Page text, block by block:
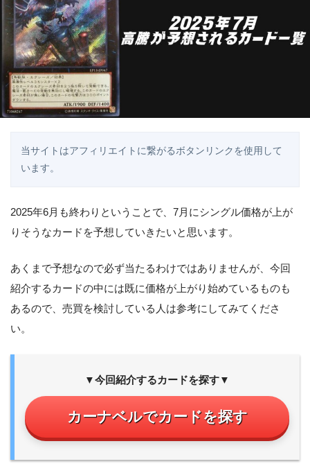
当サイトはアフィリエイトに繋がるボタンリンクを使用して
います。
2025年6月も終わりということで、7月にシングル価格が上が
りそうなカードを予想していきたいと思います。
あくまで予想なので必ず当たるわけではありませんが、今回
紹介するカードの中には既に価格が上がり始めているものも
あるので、売買を検討している人は参考にしてみてくださ
い。
▼今回紹介するカードを探す▼
カーナベルでカードを探す